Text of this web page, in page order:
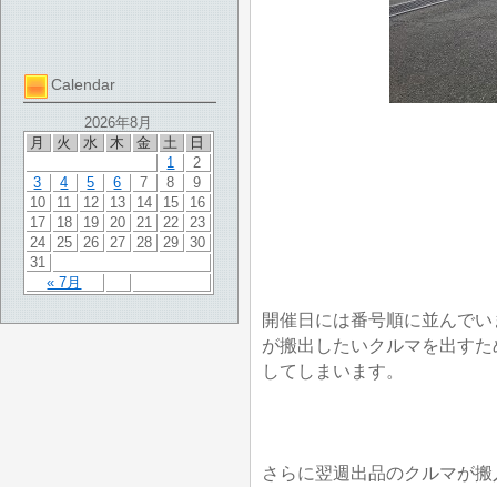
Calendar
2026年8月
月
火 水 木 金 土 日
« 7月
1
2
3
4 5 6 7 8
9
10
11 12 13 14 15
16
17
18 19 20 21 22
23
24
25 26 27 28 29
30
31
開催日には番号順に並んで
が搬出したいクルマを出す
してしまいます。
さらに翌週出品のクルマが